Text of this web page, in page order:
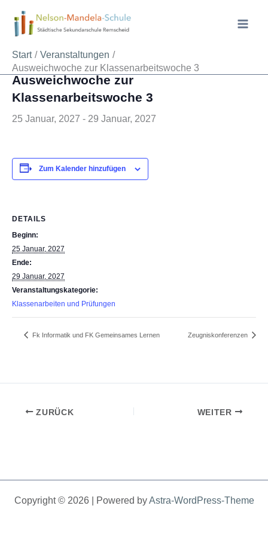
Inhalt
springen
Start
Veranstaltungen
Ausweichwoche zur Klassenarbeitswoche 3
Ausweichwoche zur
Klassenarbeitswoche 3
25 Januar, 2027 - 29 Januar, 2027
Zum Kalender hinzufügen
DETAILS
Beginn:
25 Januar, 2027
Ende:
29 Januar, 2027
Veranstaltungskategorie:
Klassenarbeiten und Prüfungen
Fk Informatik und FK Gemeinsames Lernen Zeugniskonferenzen
ZURÜCK WEITER
Copyright © 2026 | Powered byAstra-WordPress-Theme